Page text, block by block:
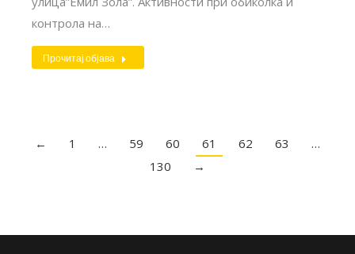
контрола на…
Прочитај објава
← 1 … 59 60 61 62 63
…
130
→